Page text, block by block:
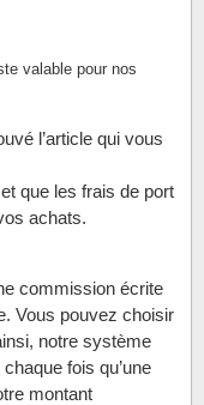
valable pour nos
l’article qui vous
que les frais de port
achats.
commission écrite
Vous pouvez choisir
notre système
fois qu’une
montant
Disney
Espace
Europa
Films
Le
Thém.
Thém.
Îles
Albanie